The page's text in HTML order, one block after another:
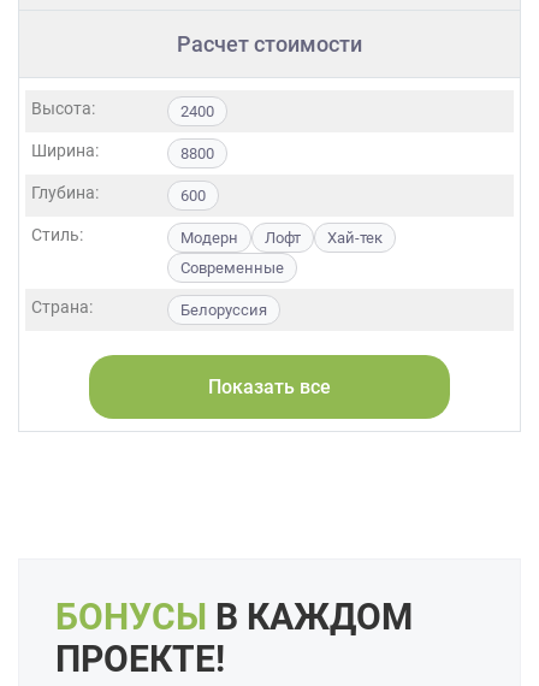
Расчет стоимости
Высота: 2400
Ширина: 8800
Глубина: 600
Стиль: Модерн Лофт
Хай-тек
Современные
Страна: Белоруссия
ЛДСП МДФ Пластик
Акрил
Пленка
Alvic / УФ лак
Форма кухни: Прямая
С островом
Отделка: Под бетон Под дерево
Особенности: Встроенные
Показать все
БОНУСЫ В КАЖДОМ
ПРОЕКТЕ!